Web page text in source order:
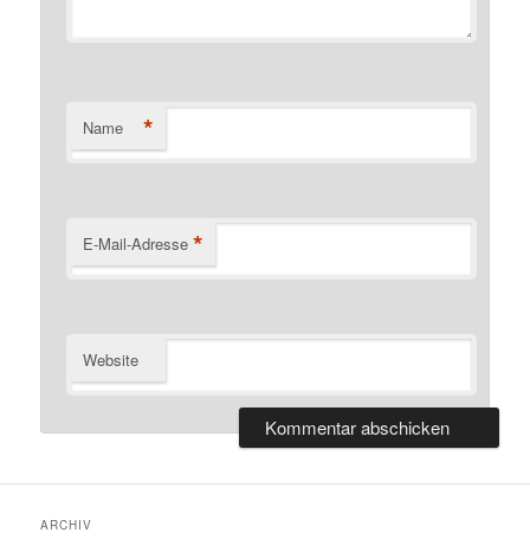
Name *
E-Mail-Adresse *
Website
ARCHIV